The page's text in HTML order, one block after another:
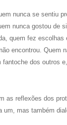
nunca se sentiu
nunca gostou de
quem fez escolhas
encontrou. Quem
fantoche dos outros
as reflexões dos
um, mas também